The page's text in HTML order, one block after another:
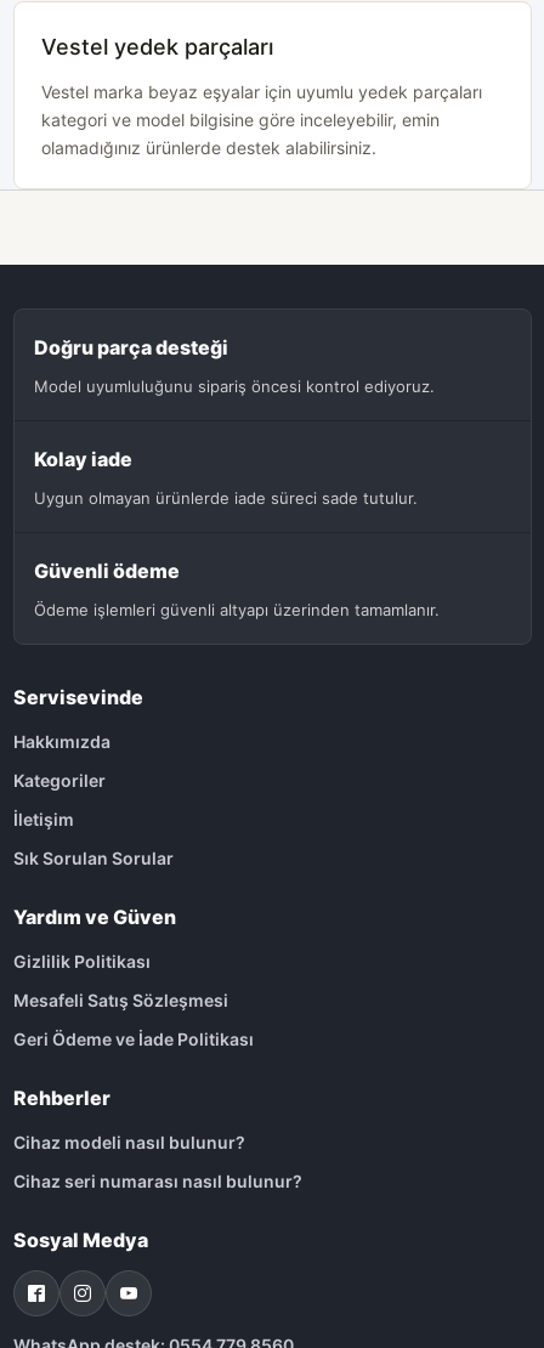
Vestel yedek parçaları
Vestel marka beyaz eşyalar için uyumlu yedek parçaları
kategori ve model bilgisine göre inceleyebilir, emin
olamadığınız ürünlerde destek alabilirsiniz.
Doğru parça desteği
Model uyumluluğunu sipariş öncesi kontrol ediyoruz.
Kolay iade
Uygun olmayan ürünlerde iade süreci sade tutulur.
Güvenli ödeme
Ödeme işlemleri güvenli altyapı üzerinden tamamlanır.
Servisevinde
Hakkımızda
Kategoriler
İletişim
Sık Sorulan Sorular
Yardım ve Güven
Gizlilik Politikası
Mesafeli Satış Sözleşmesi
Geri Ödeme ve İade Politikası
Rehberler
Cihaz modeli nasıl bulunur?
Cihaz seri numarası nasıl bulunur?
Sosyal Medya